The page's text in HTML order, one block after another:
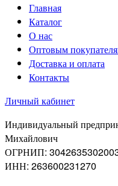
Главная
Каталог
О нас
Оптовым
Доставка и оплата
Контакты
Личный кабинет
Индивидуальный
Михайлович
ОГРНИП:
ИНН: 263600231270